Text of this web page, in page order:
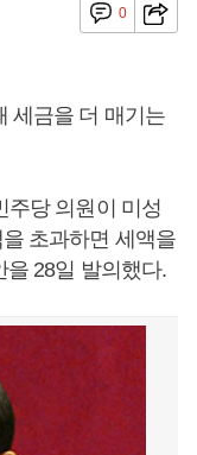
0
세금을 더 매기는
주당 의원이 미성
초과하면 세액을
28일 발의했다.